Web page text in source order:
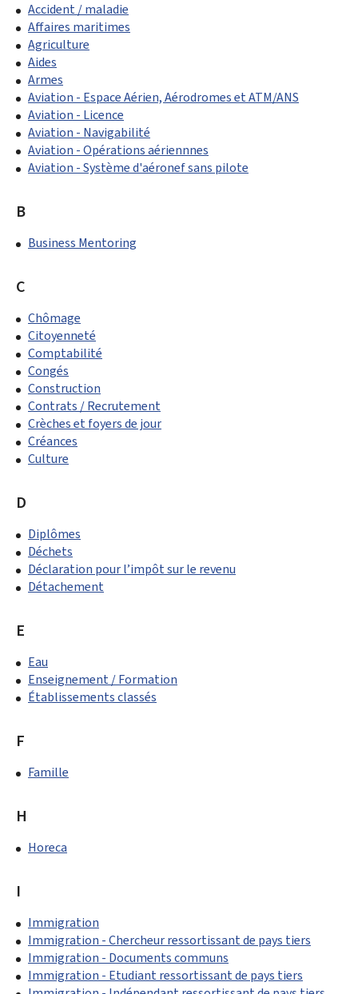
Accident / maladie
Affaires maritimes
Agriculture
Aides
Armes
Aviation - Espace Aérien, Aérodromes et ATM/ANS
Aviation - Licence
Aviation - Navigabilité
Aviation - Opérations aériennnes
Aviation - Système d'aéronef sans pilote
B
Business Mentoring
C
Chômage
Citoyenneté
Comptabilité
Congés
Construction
Contrats / Recrutement
Crèches et foyers de jour
Créances
Culture
D
Diplômes
Déchets
Déclaration pour l’impôt sur le revenu
Détachement
E
Eau
Enseignement / Formation
Établissements classés
F
Famille
H
Horeca
I
Immigration
Immigration - Chercheur ressortissant de pays tiers
Immigration - Documents communs
Immigration - Etudiant ressortissant de pays tiers